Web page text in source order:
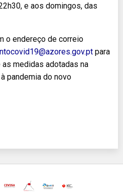
e aos domingos, das
o endereço de correio
para
medidas adotadas na
pandemia do novo